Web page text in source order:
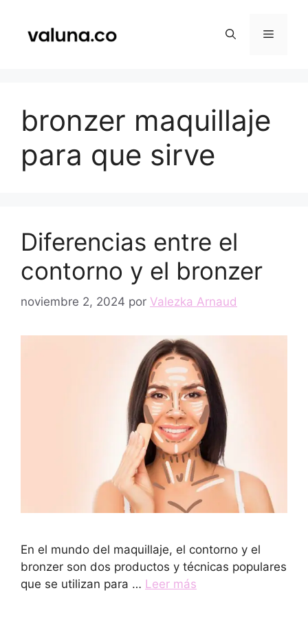
contenido
Menú
bronzer maquillaje
para que sirve
Diferencias entre el
contorno y el bronzer
noviembre 2, 2024 por Valezka Arnaud
En el mundo del maquillaje, el contorno y el
bronzer son dos productos y técnicas populares
que se utilizan para … Leer más